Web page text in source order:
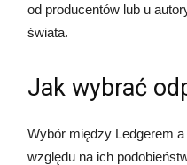
od producentów lub u
świata.
Jak wybrać
Wybór między Ledgerem
względu na ich